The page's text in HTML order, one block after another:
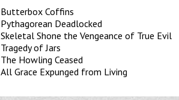
Butterbox Coffins
Pythagorean Deadlocked
Skeletal Shone the Vengeance of True Evil
Tragedy of Jars
The Howling Ceased
All Grace Expunged from Living